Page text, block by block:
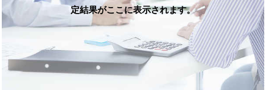
定結果がここに表示されます。